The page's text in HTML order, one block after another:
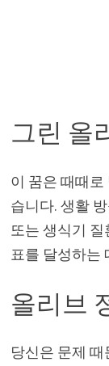
그린 올
이 꿈은 때때
습니다. 생활
또는 생식기
표를 달성하는
올리브
당신은 문제